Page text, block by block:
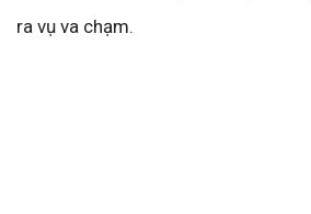
ra vụ va chạm.